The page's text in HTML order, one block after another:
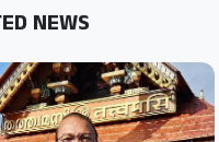
NEWS